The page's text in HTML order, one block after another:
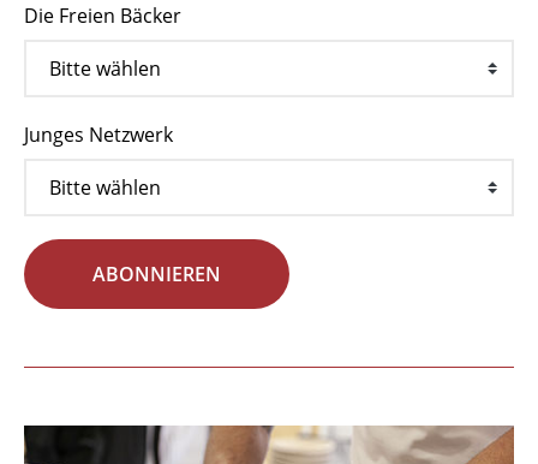
Die Freien Bäcker
Junges Netzwerk
ABONNIEREN